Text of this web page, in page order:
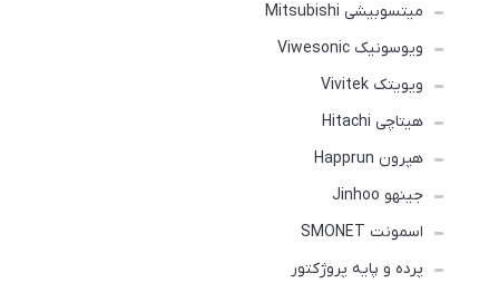
میتسوبیشی Mitsubishi
ویوسونیک Viwesonic
ویویتک Vivitek
هیتاچی Hitachi
هپرون Happrun
جینهو Jinhoo
اسمونت SMONET
پرده و پایه پروژکتور